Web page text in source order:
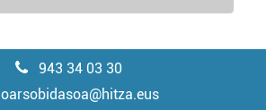
943 34 03 30
oarsobidasoa@hitza.eus